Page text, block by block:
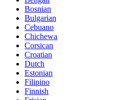
Bosnian
Bulgarian
Cebuano
Chichewa
Corsican
Croatian
Dutch
Estonian
Filipino
Finnish